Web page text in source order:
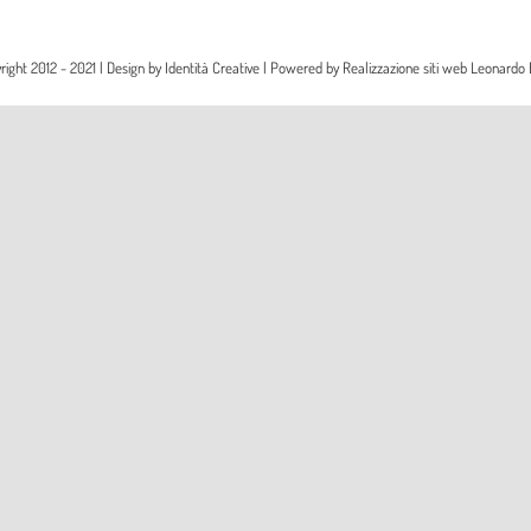
2012 - 2021 | Design byIdentità Creative | Powered byRealizzazione siti web Leonardo